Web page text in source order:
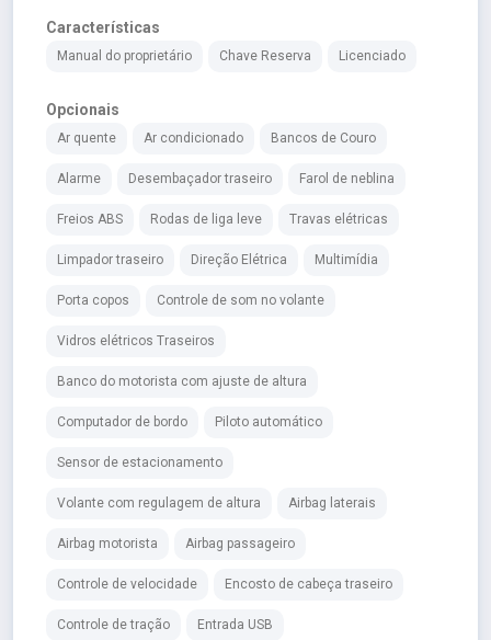
Características
Manual do proprietário Chave Reserva Licenciado
Opcionais
Ar quente Ar condicionado Bancos de Couro
Alarme Desembaçador traseiro Farol de neblina
Freios ABS Rodas de liga leve Travas elétricas
Limpador traseiro Direção Elétrica Multimídia
Porta copos Controle de som no volante
Vidros elétricos Traseiros
Banco do motorista com ajuste de altura
Computador de bordo Piloto automático
Sensor de estacionamento
Volante com regulagem de altura Airbag laterais
Airbag motorista Airbag passageiro
Controle de velocidade Encosto de cabeça traseiro
Controle de tração Entrada USB